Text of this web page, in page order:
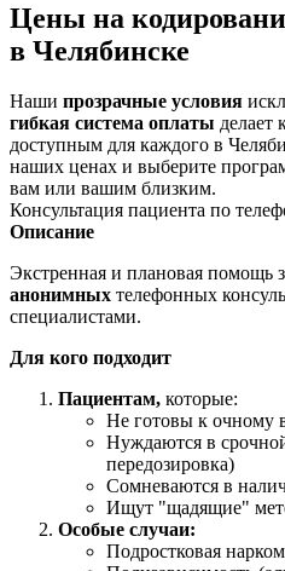
Цены на
в Челябинске
Наши прозрачные условия
гибкая система оплаты делает
доступным для каждого в
наших ценах и выберите
вам или вашим близким.
Консультация пациента по
Описание
Экстренная и плановая помощь
анонимных телефонных
специалистами.
Для кого подходит
Пациентам, которые:
Не готовы к очному
Нуждаются в
передозировка)
Сомневаются в
Ищут "щадящие"
Особые случаи:
Подростковая